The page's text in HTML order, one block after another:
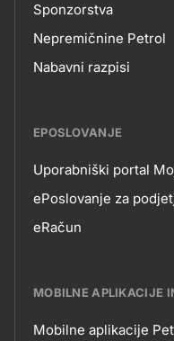
Sponzorstva
Nepremičnine Petrol
Nabavni razpisi
EPOSLOVANJE
Uporabniški portal
ePoslovanje za
eRačun
MOBILNE APLIKACIJE
Mobilne aplikacije